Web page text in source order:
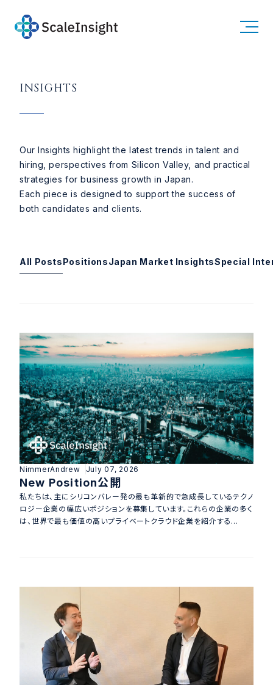
Candidates
Clients
Company
Insights
INSIGHTS
Our Insights highlight the latest trends in talent and
hiring, perspectives from Silicon Valley, and practical
strategies for business growth in Japan.
Each piece is designed to support the success of
both candidates and clients.
All PostsPositionsJapan Market InsightsSpecial
NimmerAndrew July 07, 2026
New Position公開
私たちは、主にシリコンバレー発の最も革新的で急成長しているテクノ
ロジー企業の幅広いポジションを募集しています。これらの企業の多く
は、世界で最も価値の高いプライベートクラウド企業を紹介する